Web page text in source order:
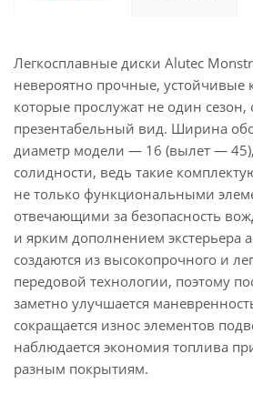
Легкосплавные диски Alutec
невероятно прочные, устойчивые
которые прослужат не один сезон,
презентабельный вид. Ширина
диаметр модели — 16 (вылет —
солидности, ведь такие
не только функциональными
отвечающими за безопасность
и ярким дополнением экстерьера
создаются из высокопрочного и
передовой технологии, поэтому
заметно улучшается
сокращается износ элементов
наблюдается экономия топлива
разным покрытиям.